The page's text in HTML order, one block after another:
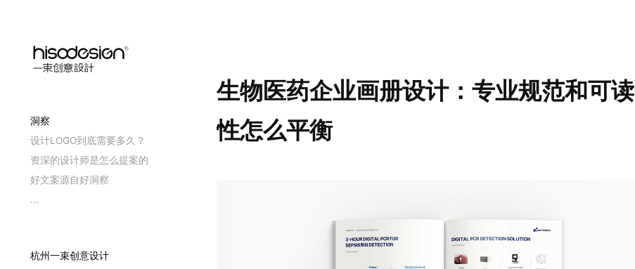
洞察
设计LOGO到底需要多久？
资深的设计师是怎么提案的
好文案源自好洞察
...
杭州一束创意设计
生物医药企业画册设计：专业规范和可读
性怎么平衡